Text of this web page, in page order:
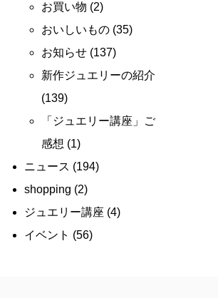
お買い物 (2)
おいしいもの (35)
お知らせ (137)
新作ジュエリーの紹介
(139)
「ジュエリー講座」ご
感想 (1)
ニュース (194)
shopping (2)
ジュエリー講座 (4)
イベント (56)